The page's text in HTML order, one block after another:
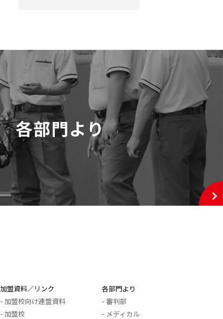
各部門より
加盟資料／リンク
- 加盟校向け連盟資料
- 加盟校
各部門より
- 審判部
- メディカル